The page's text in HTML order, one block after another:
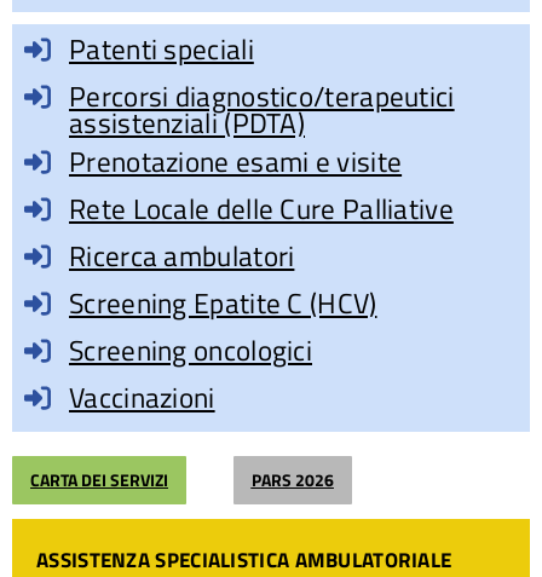
Patenti speciali
Percorsi diagnostico/terapeutici
assistenziali (PDTA)
Prenotazione esami e visite
Rete Locale delle Cure Palliative
Ricerca ambulatori
Screening Epatite C (HCV)
Screening oncologici
Vaccinazioni
CARTA DEI SERVIZI PARS 2026
ASSISTENZA SPECIALISTICA AMBULATORIALE